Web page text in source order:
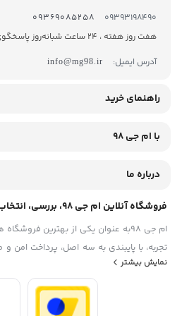
09393198490
09369085258
هفت روز هفته ، 24 ساعت شبانه‌روز پاسخگوی شما هستیم.
آدرس ایمیل:
info@mg98.ir
راهنمای خرید
با ام جی 98
درباره ما
فروشگاه آنلاین ام جی 98، بررسی، انتخاب و خرید آنلاین
ام جی 98به عنوان یکی از بهترین
ساعته و تضمین اصل‌بودن کالا موفق شده
ایران، به یکی از بهترین فروشگاه اینترنتی
سایت ام جی 98 با دنیایی از کالا
نمایش بیشتر